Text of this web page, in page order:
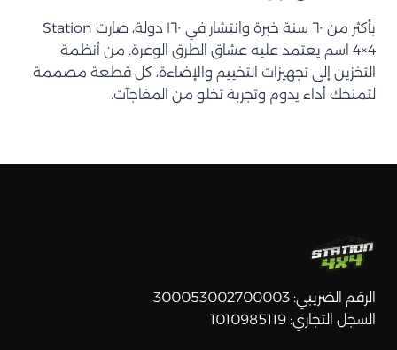
بأكثر من ٦٠ سنة خبرة وانتشار في ١٦٠ دولة، صارت Station
4×4 اسم يعتمد عليه عشاق الطرق الوعرة. من أنظمة
التخزين إلى تجهيزات التخييم والإضاءة، كل قطعة مصممة
لتمنحك أداء يدوم وتجربة تخلو من المفاجآت.
الرقم الضريبي: 300053002700003
السجل التجاري: 1010985119